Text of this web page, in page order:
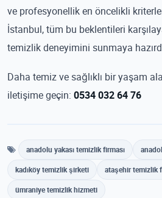
ve profesyonellik en öncelikli
İstanbul, tüm bu beklentileri
temizlik deneyimini sunmaya
Daha temiz ve sağlıklı bir yaşam
iletişime geçin: 0534 032 64 76
anadolu yakası temizlik firması
kadıköy temizlik şirketi ataşehir temizlik
ümraniye temizlik hizmeti